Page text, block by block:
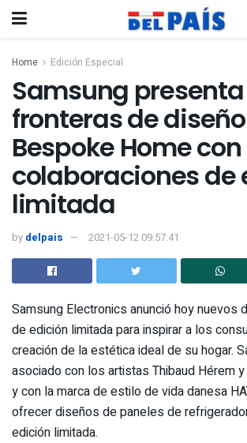
Home Edición Especial
Samsung
fronteras de
Bespoke Home con
colaboraciones de
limitada
by delpais 2021-05-12 09:57:41
Samsung Electronics anunció hoy nuevos
de edición limitada para inspirar a los
creación de la estética ideal de su hogar.
asociado con los artistas Thibaud Hérem
y con la marca de estilo de vida danesa
ofrecer diseños de paneles de
edición limitada.